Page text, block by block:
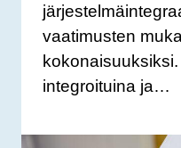
vaatimusten
integroituina ja…